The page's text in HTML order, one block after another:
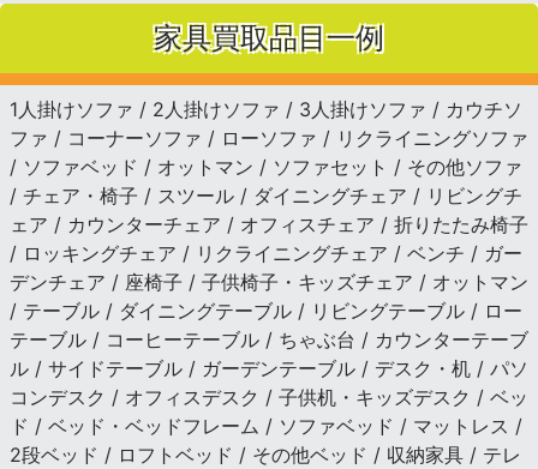
家具買取品目一例
1人掛けソファ / 2人掛けソファ / 3人掛けソファ / カウチソ
ファ / コーナーソファ / ローソファ / リクライニングソファ
/ ソファベッド / オットマン / ソファセット / その他ソファ
/ チェア・椅子 / スツール / ダイニングチェア / リビングチ
ェア / カウンターチェア / オフィスチェア / 折りたたみ椅子
/ ロッキングチェア / リクライニングチェア / ベンチ / ガー
デンチェア / 座椅子 / 子供椅子・キッズチェア / オットマン
/ テーブル / ダイニングテーブル / リビングテーブル / ロー
テーブル / コーヒーテーブル / ちゃぶ台 / カウンターテーブ
ル / サイドテーブル / ガーデンテーブル / デスク・机 / パソ
コンデスク / オフィスデスク / 子供机・キッズデスク / ベッ
ド / ベッド・ベッドフレーム / ソファベッド / マットレス /
2段ベッド / ロフトベッド / その他ベッド / 収納家具 / テレ